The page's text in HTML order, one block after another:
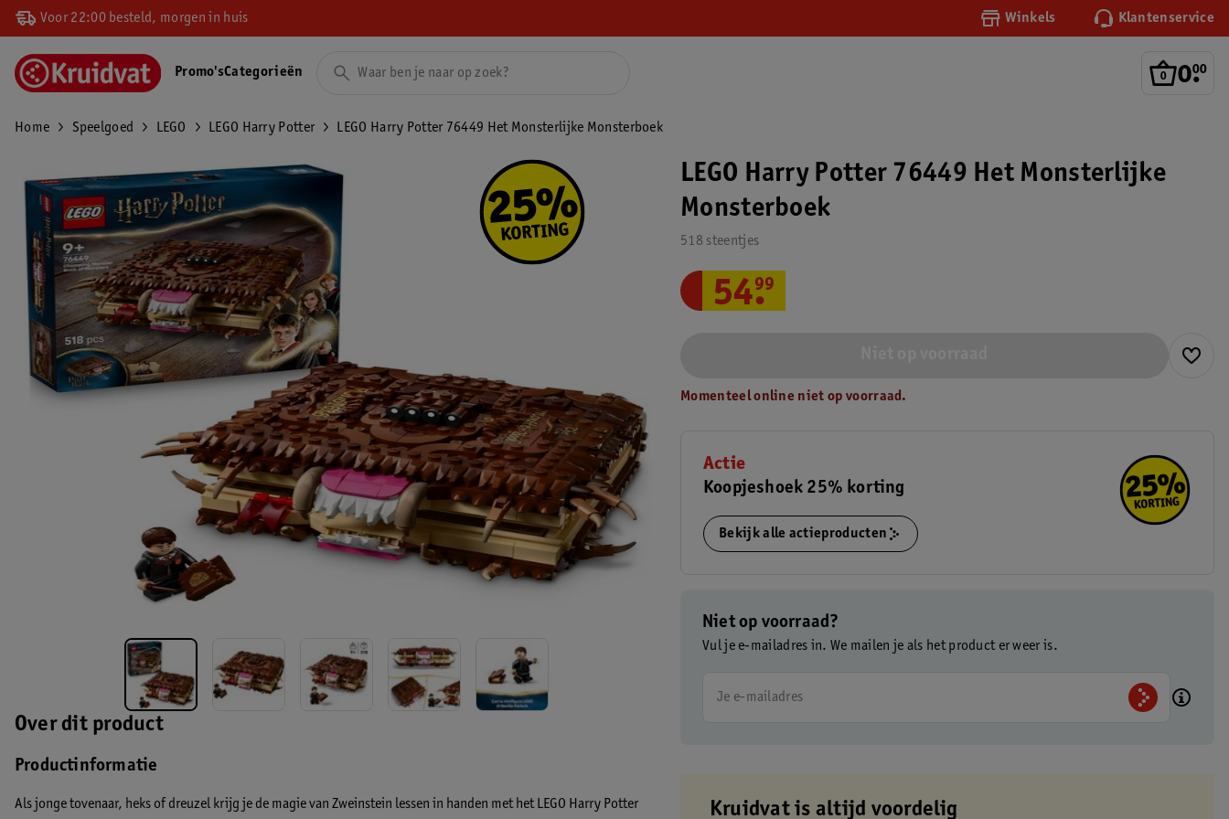
Voor 22:00 besteld, morgen in huis Winkels Klantenservice
0.
00
Promo'sCategorieën
Home Speelgoed LEGO LEGO Harry Potter LEGO Harry Potter 76449 Het Monsterlijke Monsterboek
Over dit product
Productinformatie
Als jonge tovenaar, heks of dreuzel krijg je de magie van Zweinstein lessen in handen met het LEGO Harry Potter
LEGO Harry Potter 76449 Het Monsterlijke
Monsterboek
518 steentjes
54.
99
Momenteel online niet op voorraad.
Actie
Koopjeshoek 25% korting
Bekijk alle actieproducten
Niet op voorraad?
Vul je e-mailadres in. We mailen je als het product er weer is.
Je e-mailadres
Kruidvat is altijd voordelig